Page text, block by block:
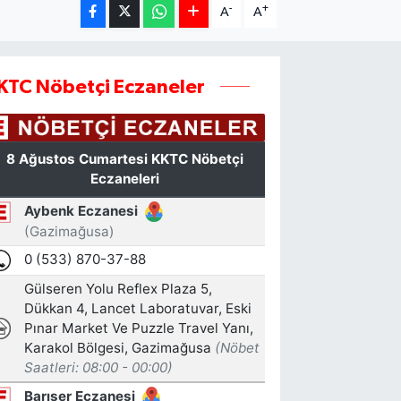
A- A+
Nöbetçi Eczaneler